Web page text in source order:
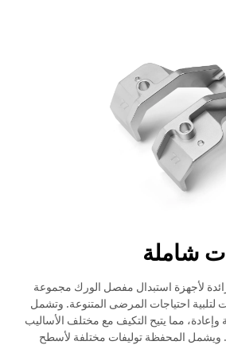
شاملة
لأجهزة استبدال مفصل الورك مجموعة
احتياجات المرضى المتنوعة. وتشمل
وإعادة، مما يتيح التكيف مع مختلف الأساليب
ويشمل المحفظة توليفات مختلفة لأسطح